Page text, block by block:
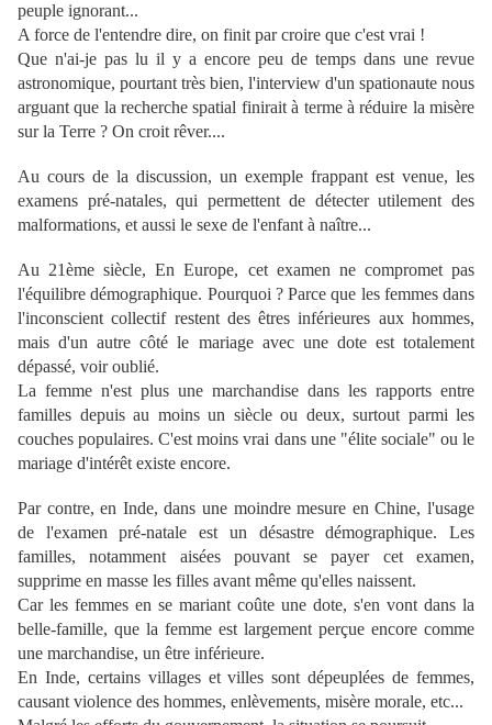
peuple ignorant...
A force de l'entendre dire, on finit par croire que c'est vrai !
Que n'ai-je pas lu il y a encore peu de temps dans une revue
astronomique, pourtant très bien, l'interview d'un spationaute nous
arguant que la recherche spatial finirait à terme à réduire la misère
sur la Terre ? On croit rêver....
Au cours de la discussion, un exemple frappant est venue, les
examens pré-natales, qui permettent de détecter utilement des
malformations, et aussi le sexe de l'enfant à naître...
Au 21ème siècle, En Europe, cet examen ne compromet pas
l'équilibre démographique. Pourquoi ? Parce que les femmes dans
l'inconscient collectif restent des êtres inférieures aux hommes,
mais d'un autre côté le mariage avec une dote est totalement
dépassé, voir oublié.
La femme n'est plus une marchandise dans les rapports entre
familles depuis au moins un siècle ou deux, surtout parmi les
couches populaires. C'est moins vrai dans une "élite sociale" ou le
mariage d'intérêt existe encore.
Par contre, en Inde, dans une moindre mesure en Chine, l'usage
de l'examen pré-natale est un désastre démographique. Les
familles, notamment aisées pouvant se payer cet examen,
supprime en masse les filles avant même qu'elles naissent.
Car les femmes en se mariant coûte une dote, s'en vont dans la
belle-famille, que la femme est largement perçue encore comme
une marchandise, un être inférieure.
En Inde, certains villages et villes sont dépeuplées de femmes,
causant violence des hommes, enlèvements, misère morale, etc...